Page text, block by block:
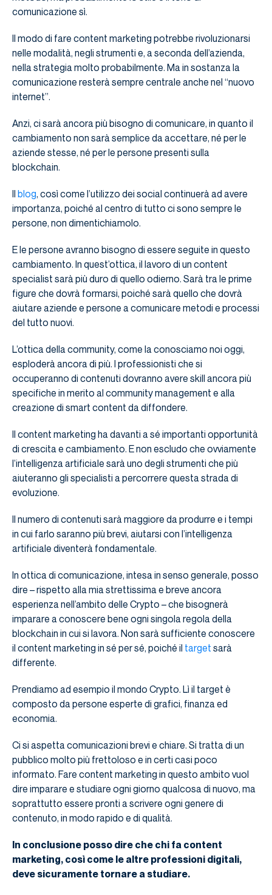
comunicazione sì.
Il modo di fare content marketing potrebbe rivoluzionarsi
nelle modalità, negli strumenti e, a seconda dell’azienda,
nella strategia molto probabilmente. Ma in sostanza la
comunicazione resterà sempre centrale anche nel “nuovo
internet”.
Anzi, ci sarà ancora più bisogno di comunicare, in quanto il
cambiamento non sarà semplice da accettare, né per le
aziende stesse, né per le persone presenti sulla
blockchain.
Il blog, così come l’utilizzo dei social continuerà ad avere
importanza, poiché al centro di tutto ci sono sempre le
persone, non dimentichiamolo.
E le persone avranno bisogno di essere seguite in questo
cambiamento. In quest’ottica, il lavoro di un content
specialist sarà più duro di quello odierno. Sarà tra le prime
figure che dovrà formarsi, poiché sarà quello che dovrà
aiutare aziende e persone a comunicare metodi e processi
del tutto nuovi.
L’ottica della community, come la conosciamo noi oggi,
esploderà ancora di più. I professionisti che si
occuperanno di contenuti dovranno avere skill ancora più
specifiche in merito al community management e alla
creazione di smart content da diffondere.
Il content marketing ha davanti a sé importanti opportunità
di crescita e cambiamento. E non escludo che ovviamente
l’intelligenza artificiale sarà uno degli strumenti che più
aiuteranno gli specialisti a percorrere questa strada di
evoluzione.
Il numero di contenuti sarà maggiore da produrre e i tempi
in cui farlo saranno più brevi, aiutarsi con l’intelligenza
artificiale diventerà fondamentale.
In ottica di comunicazione, intesa in senso generale, posso
dire – rispetto alla mia strettissima e breve ancora
esperienza nell’ambito delle Crypto – che bisognerà
imparare a conoscere bene ogni singola regola della
blockchain in cui si lavora. Non sarà sufficiente conoscere
il content marketing in sé per sé, poiché il target sarà
differente.
Prendiamo ad esempio il mondo Crypto. Lì il target è
composto da persone esperte di grafici, finanza ed
economia.
Ci si aspetta comunicazioni brevi e chiare. Si tratta di un
pubblico molto più frettoloso e in certi casi poco
informato. Fare content marketing in questo ambito vuol
dire imparare e studiare ogni giorno qualcosa di nuovo, ma
soprattutto essere pronti a scrivere ogni genere di
contenuto, in modo rapido e di qualità.
In conclusione posso dire che chi fa content
marketing, così come le altre professioni digitali,
deve sicuramente tornare a studiare.